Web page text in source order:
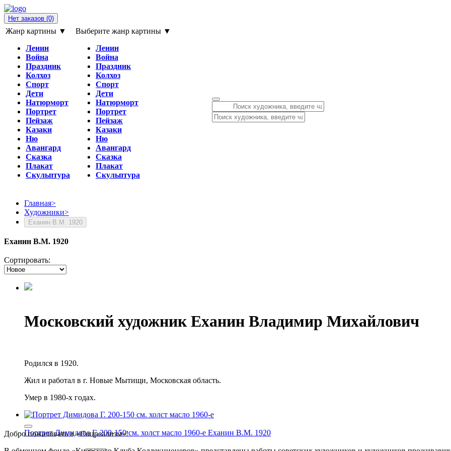
Нет заказов (0)
Жанр картины ▼
Ленин
Война
Праздник
Колхоз
Спорт
Дети
Натюрморт
Портрет
Пейзаж
Казаки
Ню
Авангард
Сказка
Плакат
Скульптура
Выберите жанр картины ▼
Ленин
Война
Праздник
Колхоз
Спорт
Дети
Натюрморт
Портрет
Пейзаж
Казаки
Ню
Авангард
Сказка
Плакат
Скульптура
Главная>
Художники>
Еханин В.М. 1920
Еханин В.М. 1920
Сортировать:
Московский художник Еханин Владимир Михайлович
Родился в 1920.
Жил и работал в г. Новые Мытищи, Московская область.
Умер в 1980-х годах.
Портрет Димидова Г. 200-150 см. холст масло 1960-е Еханин В.М. 1920
Добро пожаловать в «Соцреализм»!